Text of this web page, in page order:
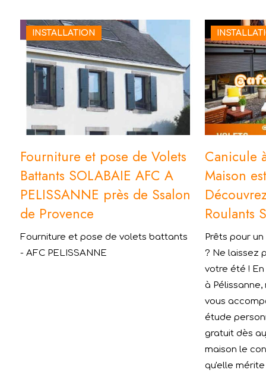
INSTALLATION
Fourniture et pose de Volets
Battants SOLABAIE AFC A
PELISSANNE près de Ssalon
de Provence
Fourniture et pose de volets battants
- AFC PELISSANNE
Canicule
Maison
Roulants
Prêts pour
? Ne laissez
votre été !
à
vous
étude
gratuit dès
maison le
qu'elle